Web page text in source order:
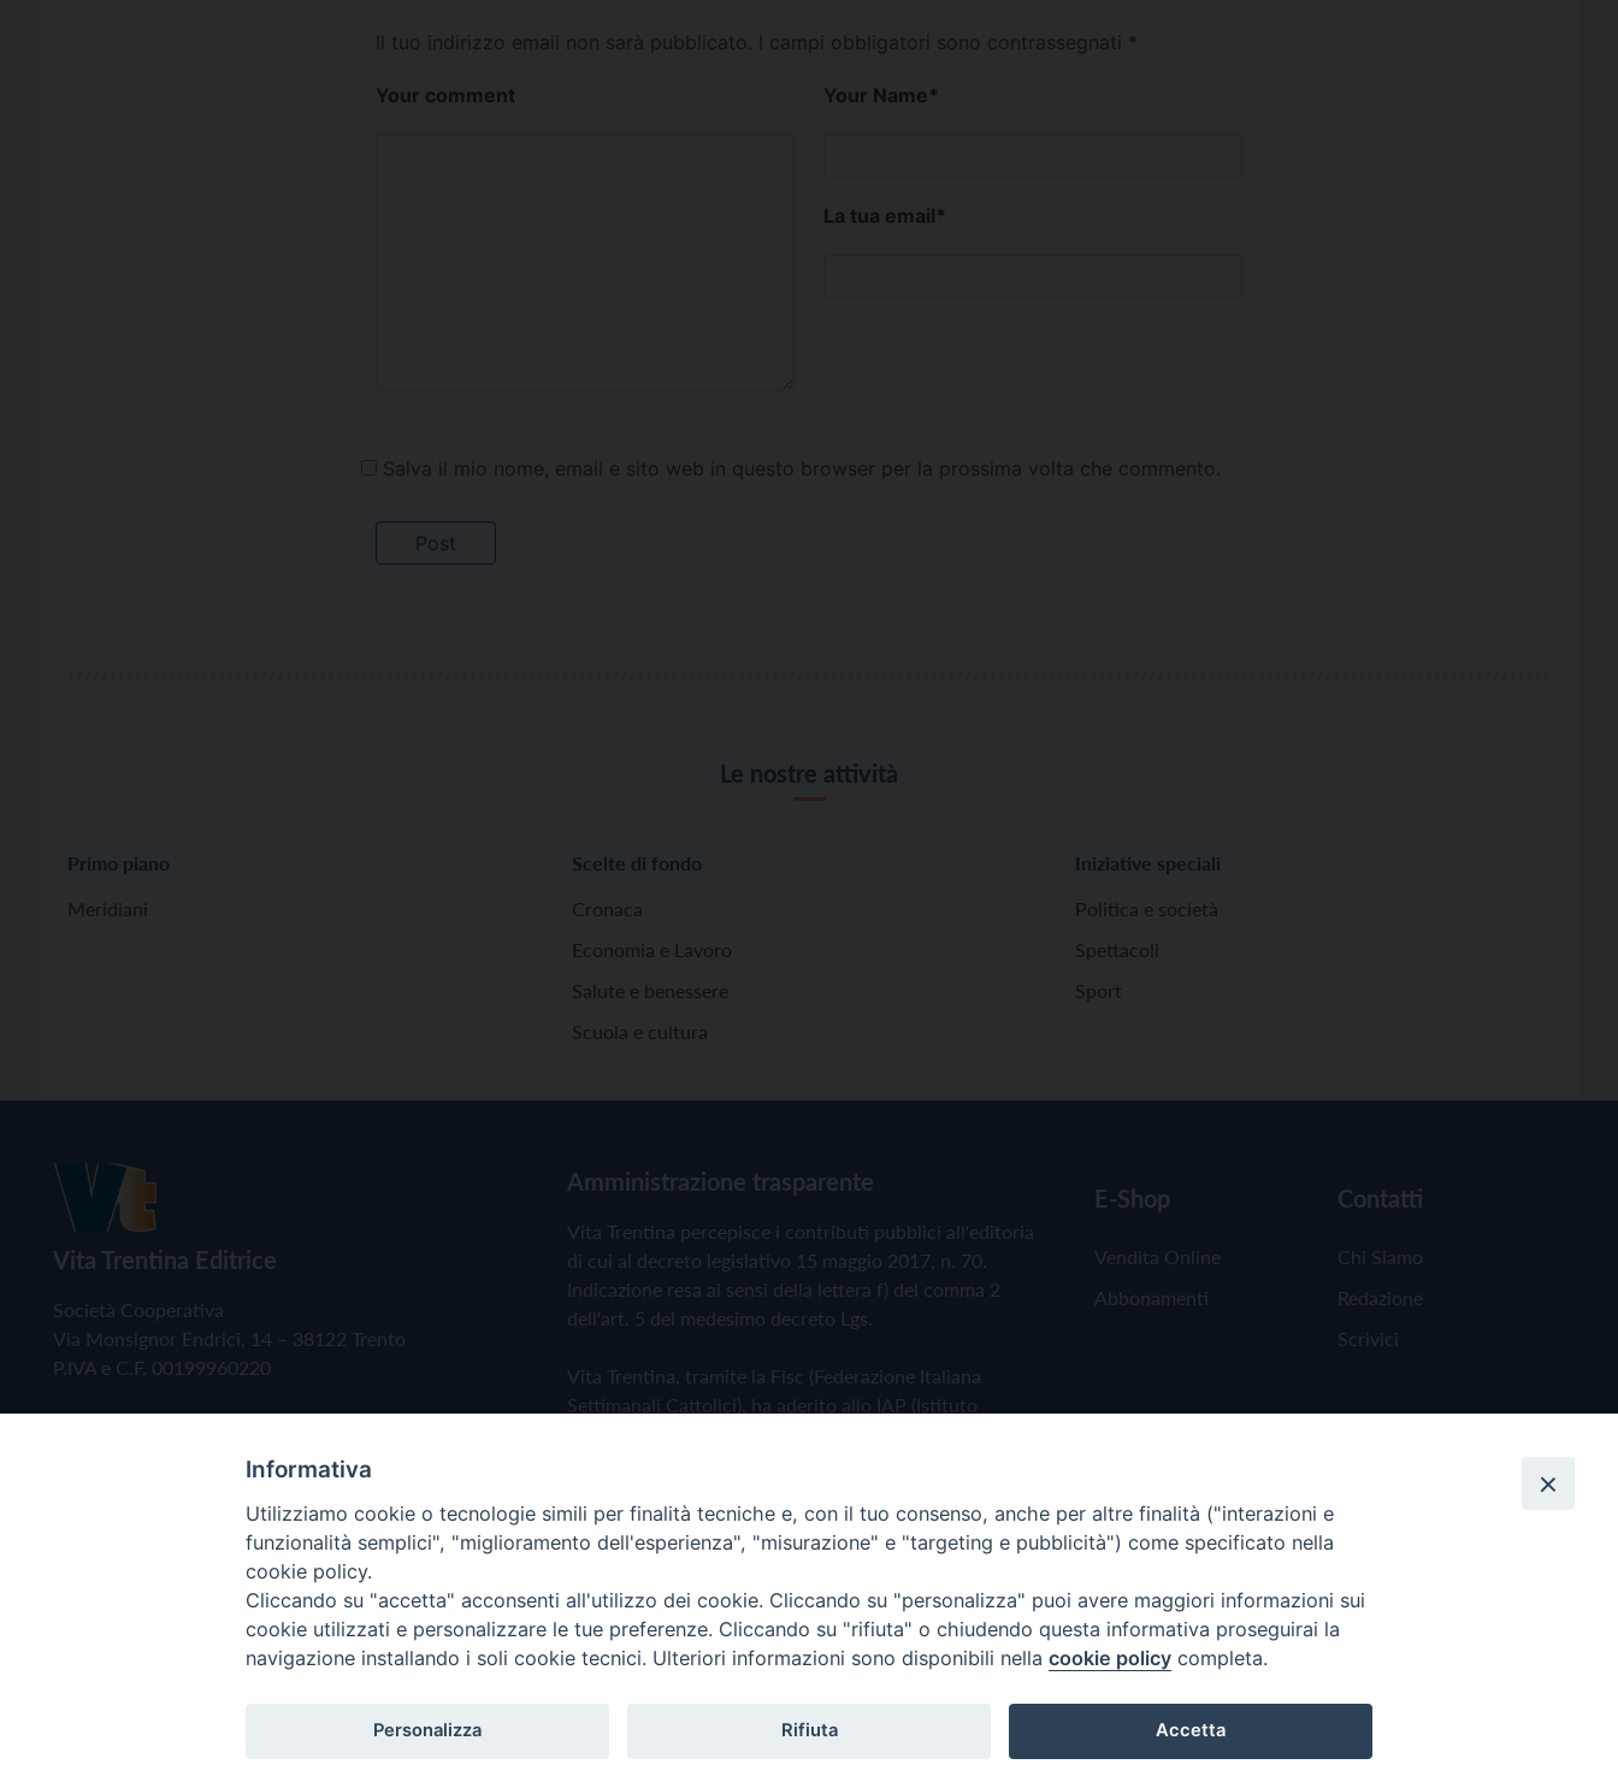
Il tuo indirizzo email non sarà pubblicato. I campi obbligatori sono contrassegnati *
Your comment Your Name*
La tua email*
Salva il mio nome, email e sito web in questo browser per la prossima volta che commento.
Le nostre attività
Primo piano
Meridiani
Scelte di fondo
Cronaca
Economia e Lavoro
Salute e benessere
Scuola e cultura
Iniziative speciali
Politica e società
Spettacoli
Sport
Vita Trentina Editrice
Società Cooperativa
Via Monsignor Endrici, 14 – 38122 Trento
P.IVA e C.F. 00199960220
Amministrazione trasparente
Vita Trentina percepisce i contributi pubblici all'editoria
di cui al decreto legislativo 15 maggio 2017, n. 70.
Indicazione resa ai sensi della lettera f) del comma 2
dell'art. 5 del medesimo decreto Lgs.
Vita Trentina, tramite la Fisc (Federazione Italiana
Settimanali Cattolici), ha aderito allo IAP (Istituto
Privacy Policy Cookie Policy
E-Shop
Vendita Online
Abbonamenti
Contatti
Chi Siamo
Redazione
Scrivici
Copyright © 2019 - Tutti i diritti riservati - Vita Trentina Editrice
Informativa
Utilizziamo cookie o tecnologie simili per finalità tecniche e, con il tuo consenso, anche per altre finalità ("interazioni e
funzionalità semplici", "miglioramento dell'esperienza", "misurazione" e "targeting e pubblicità") come specificato nella
cookie policy.
Cliccando su "accetta" acconsenti all'utilizzo dei cookie. Cliccando su "personalizza" puoi avere maggiori informazioni sui
cookie utilizzati e personalizzare le tue preferenze. Cliccando su "rifiuta" o chiudendo questa informativa proseguirai la
navigazione installando i soli cookie tecnici. Ulteriori informazioni sono disponibili nella cookie policy completa.
Personalizza Rifiuta Accetta